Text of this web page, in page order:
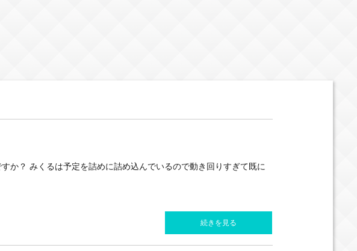
すか？ みくるは予定を詰めに詰め込んでいるので動き回りすぎて既に
続きを見る